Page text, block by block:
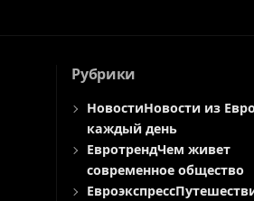
Рубрики
НовостиНовости из
каждый день
ЕвротрендЧем живет
современное общество
Евроэкспресс